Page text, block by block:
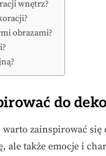
wnętrz?
obrazami?
do
zainspirować
ale także emocje i